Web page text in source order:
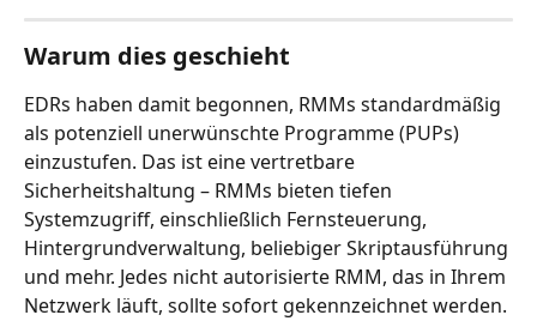
Warum dies geschieht
EDRs haben damit begonnen, RMMs standardmäßig
als potenziell unerwünschte Programme (PUPs)
einzustufen. Das ist eine vertretbare
Sicherheitshaltung – RMMs bieten tiefen
Systemzugriff, einschließlich Fernsteuerung,
Hintergrundverwaltung, beliebiger Skriptausführung
und mehr. Jedes nicht autorisierte RMM, das in Ihrem
Netzwerk läuft, sollte sofort gekennzeichnet werden.